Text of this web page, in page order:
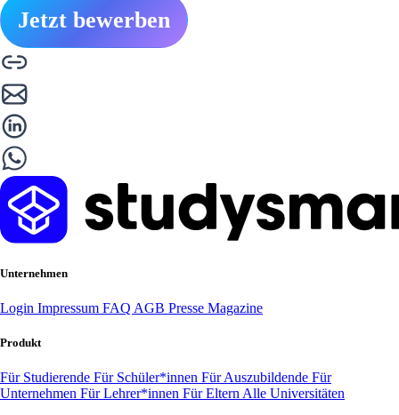
Jetzt bewerben
Unternehmen
Login Impressum FAQ AGB Presse Magazine
Produkt
Für Studierende Für Schüler*innen Für Auszubildende Für
Unternehmen Für Lehrer*innen Für Eltern Alle Universitäten